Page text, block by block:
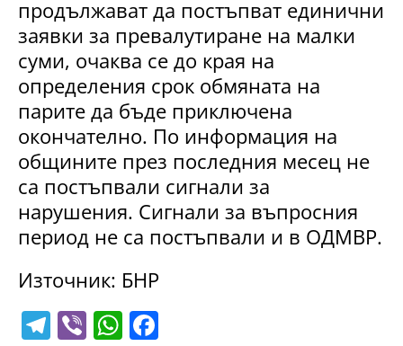
продължават да постъпват единични
заявки за превалутиране на малки
суми, очаква се до края на
определения срок обмяната на
парите да бъде приключена
окончателно. По информация на
общините през последния месец не
са постъпвали сигнали за
нарушения. Сигнали за въпросния
период не са постъпвали и в ОДМВР.
Източник: БНР
T Vi W